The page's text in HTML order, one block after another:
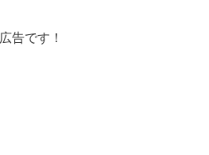
広告です！